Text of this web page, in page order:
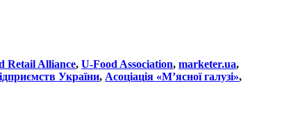
Retail Alliance, U-Food Association, marketer.ua,
України, Асоціація «М’ясної галузі»,